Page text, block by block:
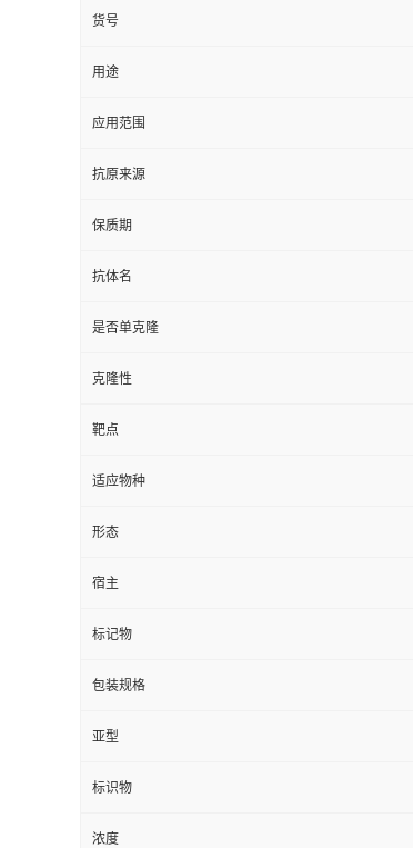
货号
用途
应用范围
抗原来源
保质期
抗体名
是否单克隆
克隆性
靶点
适应物种
形态
宿主
标记物
包装规格
亚型
标识物
浓度